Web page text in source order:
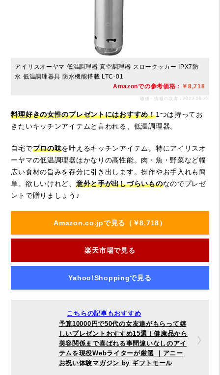
アイリスオーヤマ 低温調理器 真空調理器 スロークッカー IPX7防
水 低温調理器具 防水機能搭載 ‎LTC-01
Amazonでの参考価格： ￥8,718
価格・情報の取得：2022-06-23
料理好きの女性のプレゼントにはおすすめ！1つは持ってお
きたいキッチンアイテムと言われる、低温調理器。
自宅でプロの味を叶えるキッチンアイテム。特にアイリスオ
ーヤマの低温調理器はかなりの高性能。肉・魚・野菜など幅
広い食材の旨みを存分に引き出します。操作やお手入れも簡
単。欲しいけれど、 意外と手が出しづらいものなのでプレゼ
ントで贈りましょう♪
Amazon.co.jpで見る（￥8,718）
楽天市場で見る
Yahoo!Shoppingで見る
こちらの記事もおすすめ
予算10000円で50代の女友達がもらって嬉
しいプレゼントおすすめ15選！健康品から
美容関係まで喜ばれる事間違いなしのアイ
テムを現役Webライターが厳選 ｜アニー
お祝い体験マガジン by ギフトモール